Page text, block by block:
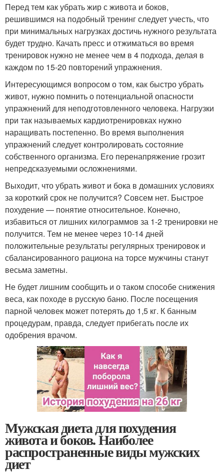
Перед тем как убрать жир с живота и боков,
решившимся на подобный тренинг следует учесть, что
при минимальных нагрузках достичь нужного результата
будет трудно. Качать пресс и отжиматься во время
тренировок нужно не менее чем в 4 подхода, делая в
каждом по 15-20 повторений упражнения.
Интересующимся вопросом о том, как быстро убрать
живот, нужно помнить о потенциальной опасности
упражнений для неподготовленного человека. Нагрузки
при так называемых кардиотренировках нужно
наращивать постепенно. Во время выполнения
упражнений следует контролировать состояние
собственного организма. Его перенапряжение грозит
непредсказуемыми осложнениями.
Выходит, что убрать живот и бока в домашних условиях
за короткий срок не получится? Совсем нет. Быстрое
похудение — понятие относительное. Конечно,
избавиться от лишних килограммов за 1-2 тренировки не
получится. Тем не менее через 10-14 дней
положительные результаты регулярных тренировок и
сбалансированного рациона на торсе мужчины станут
весьма заметны.
Не будет лишним сообщить и о таком способе снижения
веса, как походе в русскую баню. После посещения
парной человек может потерять до 1,5 кг. К банным
процедурам, правда, следует прибегать после их
одобрения врачом.
Мужская диета для похудения
живота и боков. Наиболее
распространенные виды мужских
диет